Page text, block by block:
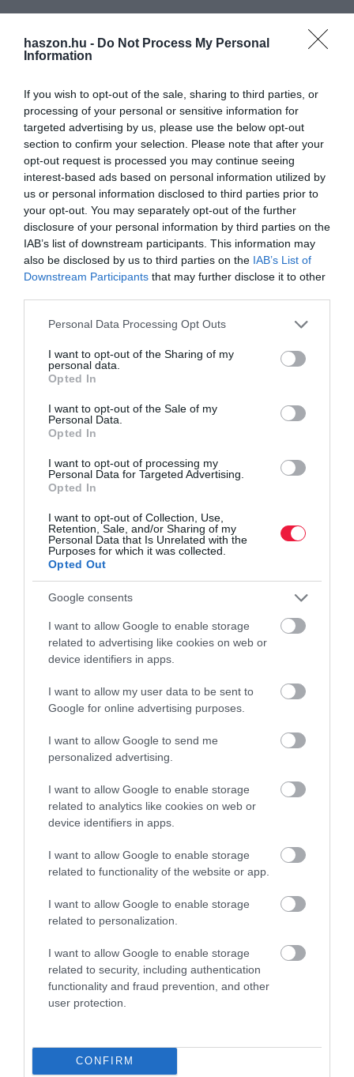
haszon.hu - Do Not Process My Personal
Information
If you wish to opt-out of the sale, sharing to third parties, or
processing of your personal or sensitive information for
targeted advertising by us, please use the below opt-out
section to confirm your selection. Please note that after your
opt-out request is processed you may continue seeing
interest-based ads based on personal information utilized by
us or personal information disclosed to third parties prior to
your opt-out. You may separately opt-out of the further
disclosure of your personal information by third parties on the
IAB’s list of downstream participants. This information may
also be disclosed by us to third parties on the IAB’s List of
Downstream Participants that may further disclose it to other
Please note that this website/app uses one or more Google
not limited to your visit or usage behaviour. You may click to
grant or deny consent to Google and its third-party tags to
use your data for below specified purposes in below Google
consent section.
Personal Data Processing Opt Outs
I want to opt-out of the Sharing of my
personal data.
Opted In
I want to opt-out of the Sale of my
Personal Data.
Opted In
I want to opt-out of processing my
Personal Data for Targeted Advertising.
Opted In
I want to opt-out of Collection, Use,
Retention, Sale, and/or Sharing of my
Personal Data that Is Unrelated with the
Purposes for which it was collected.
Opted Out
Google consents
I want to allow Google to enable storage
related to advertising like cookies on web or
device identifiers in apps.
I want to allow my user data to be sent to
Google for online advertising purposes.
I want to allow Google to send me
personalized advertising.
I want to allow Google to enable storage
related to analytics like cookies on web or
device identifiers in apps.
I want to allow Google to enable storage
related to functionality of the website or app.
I want to allow Google to enable storage
related to personalization.
I want to allow Google to enable storage
related to security, including authentication
functionality and fraud prevention, and other
user protection.
CONFIRM
PIACOK
vámjaira
jövő héttől árat emelnek, miután Donald Trump elnök magas
vámokat vetett ki a Kínából származó termékekre.
Brüsszel kérdőre vonta a Temu-t az illegális áruk